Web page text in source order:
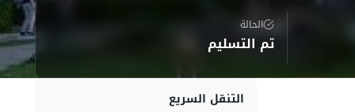
الحالة
تم التسليم
التنقل السريع